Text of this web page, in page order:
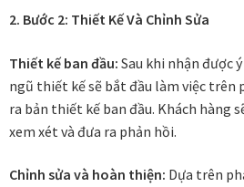
Trống Đồng Collection
Viên Dung Collection
Vũ khúc thiên nga Collection
2. Bước 2: Thiết Kế Và Chỉnh Sửa
Thiết kế ban đầu: Sau khi nhận được
ngũ thiết kế sẽ bắt đầu làm việc trên
ra bản thiết kế ban đầu. Khách hàng
xem xét và đưa ra phản hồi.
Chỉnh sửa và hoàn thiện: Dựa trên